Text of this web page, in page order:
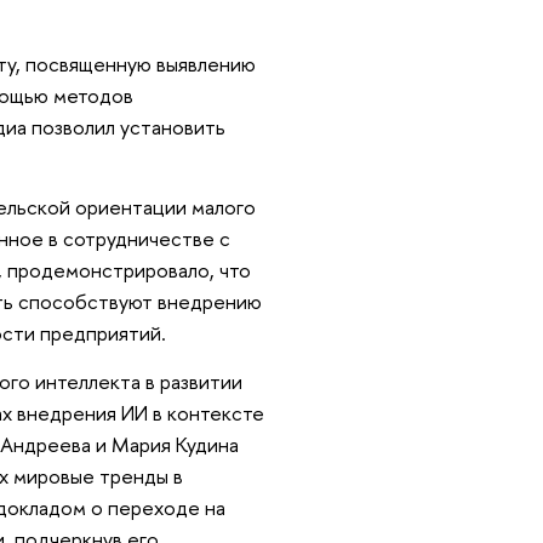
посвященную выявлению
методов
позволил установить
ориентации малого
в сотрудничестве с
что
способствуют внедрению
предприятий.
интеллекта в развитии
внедрения ИИ в контексте
и Мария Кудина
мировые тренды в
о переходе на